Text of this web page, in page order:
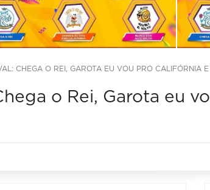
CHEGA O REI, GAROTA EU VOU PRO CALIFÓRNIA
o Rei, Garota eu